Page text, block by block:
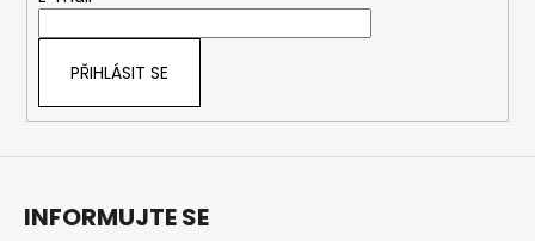
PŘIHLÁSIT SE
INFORMUJTE SE